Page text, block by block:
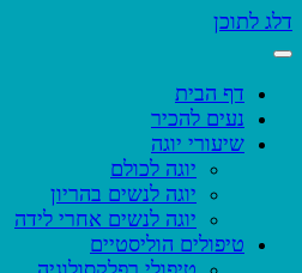
דלג לתוכן
דף הבית
נעים להכיר
שיעורי יוגה
יוגה לכולם
יוגה לנשים בהריון
יוגה לנשים אחרי לידה
טיפולים הוליסטיים